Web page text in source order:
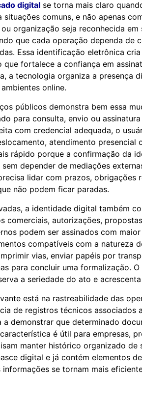
digital se torna mais claro
comuns, e não apenas
organização seja reconhecida
que cada operação dependa de
Essa identificação eletrônica
que fortalece a confiança em
a tecnologia organiza a presença
online.
públicos demonstra bem essa
para consulta, envio ou
com credencial adequada, o
atendimento presencial
rápido porque a confirmação da
depender de mediações
lidar com prazos, obrigações
não podem ficar paradas.
a identidade digital também
comerciais, autorizações,
podem ser assinados com
compatíveis com a natureza
vias, enviar papéis por
para concluir uma formalização.
a seriedade do ato e
está na rastreabilidade das
de registros técnicos associados
a demonstrar que determinado
é útil para empresas,
manter histórico organizado de
digital e já contém elementos
informações se tornam mais